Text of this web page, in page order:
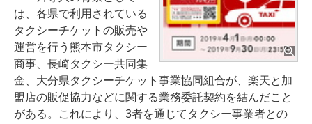
は、各県で利用されている
タクシーチケットの販売や
運営を行う熊本市タクシー
商事、長崎タクシー共同集
金、大分県タクシーチケット事業協同組合が、楽天と加
盟店の販促協力などに関する業務委託契約を結んだこと
がある。これにより、3者を通じてタクシー事業者との